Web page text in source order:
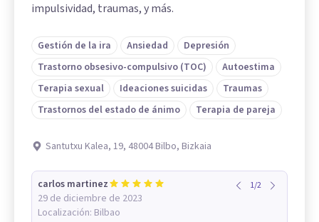
impulsividad, traumas, y más.
Gestión de la ira Ansiedad
Depresión
Trastorno obsesivo-compulsivo (TOC)
Autoestima
Terapia sexual
Ideaciones suicidas
Traumas
Trastornos del estado de ánimo
Terapia de pareja
Santutxu Kalea, 19, 48004 Bilbo, Bizkaia
carlos martinez
29 de diciembre de 2023
Localización: Bilbao
1/2